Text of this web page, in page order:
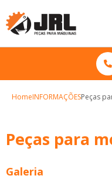
HomeINFORMAÇÕESPeças
Peças para
Galeria